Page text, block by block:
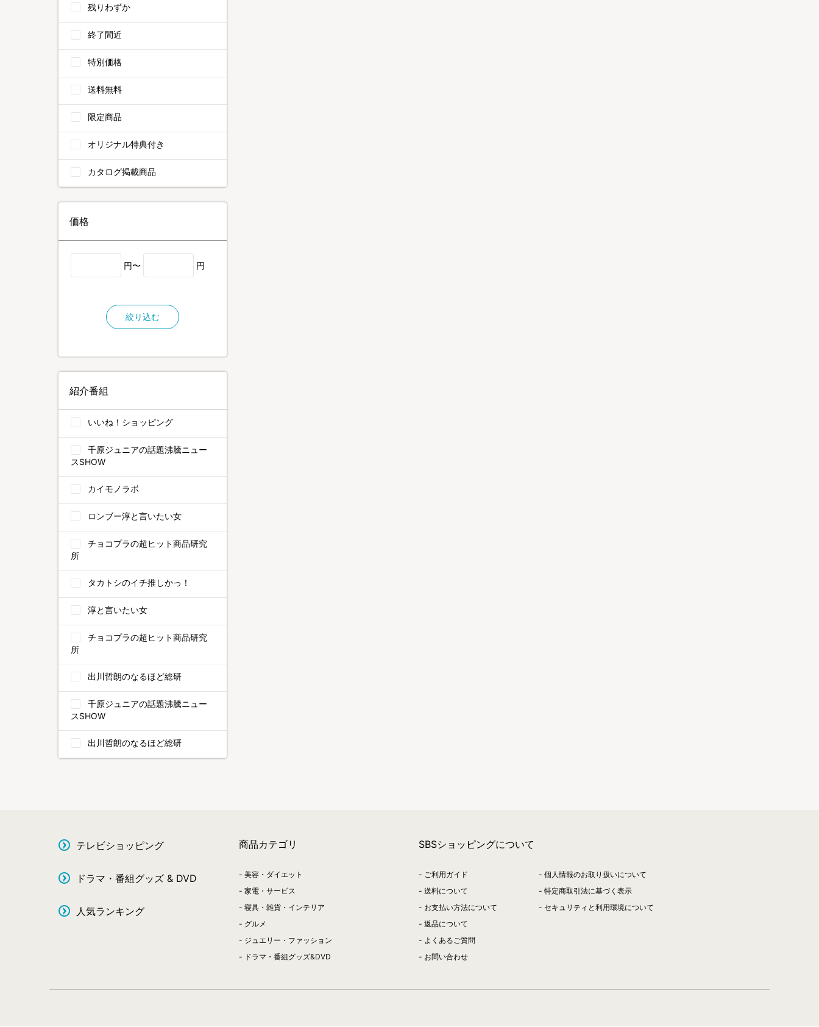
残りわずか
終了間近
特別価格
送料無料
限定商品
オリジナル特典付き
カタログ掲載商品
価格
円〜 円
絞り込む
紹介番組
いいね！ショッピング
千原ジュニアの話題沸騰ニュー
スSHOW
カイモノラボ
ロンブー淳と言いたい女
チョコプラの超ヒット商品研究
所
タカトシのイチ推しかっ！
淳と言いたい女
チョコプラの超ヒット商品研究
所
出川哲朗のなるほど総研
千原ジュニアの話題沸騰ニュー
スSHOW
出川哲朗のなるほど総研
テレビショッピング
ドラマ・番組グッズ & DVD
人気ランキング
商品カテゴリ
美容・ダイエット
家電・サービス
寝具・雑貨・インテリア
グルメ
ジュエリー・ファッション
ドラマ・番組グッズ&DVD
SBSショッピングについて
ご利用ガイド
送料について
お支払い方法について
返品について
よくあるご質問
お問い合わせ
個人情報のお取り扱いについて
特定商取引法に基づく表示
セキュリティと利用環境について